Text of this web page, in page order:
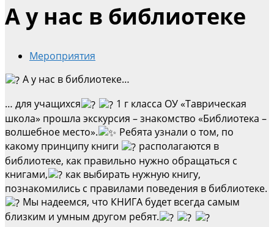
А у нас в библиотеке
Мероприятия
А у нас в библиотеке…
… для учащихся
1 г класса ОУ «Таврическая
школа» прошла экскурсия – знакомство «Библиотека –
волшебное место».
Ребята узнали о том, по
какому принципу книги
располагаются в
библиотеке, как правильно нужно обращаться с
книгами,
как выбирать нужную книгу,
познакомились с правилами поведения в библиотеке.
Мы надеемся, что КНИГА будет всегда самым
близким и умным другом ребят.